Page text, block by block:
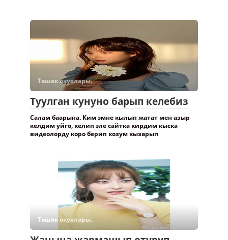
Төшөк окуялары.
Туулган кунуно барып келебиз
Салам баарына. Ким эмне кылып жатат мен азыр
келдим уйго, келип эле сайтка кирдим кыска
видеолорду коро берип козум кызарып
Төшөк окуялары.